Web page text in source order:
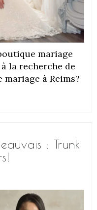
mariage
la recherche de
à Reims?
: Trunk